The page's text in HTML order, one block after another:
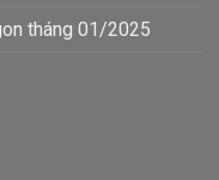
tháng 01/2025